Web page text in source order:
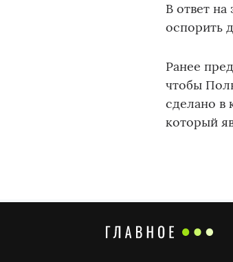
В ответ
оспорить
Ранее
чтобы
сделано в
который